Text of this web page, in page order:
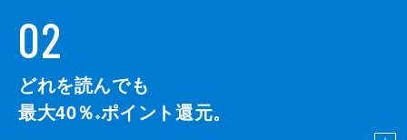
02
どれを読んでも
最大40％ ※ポイント還元。